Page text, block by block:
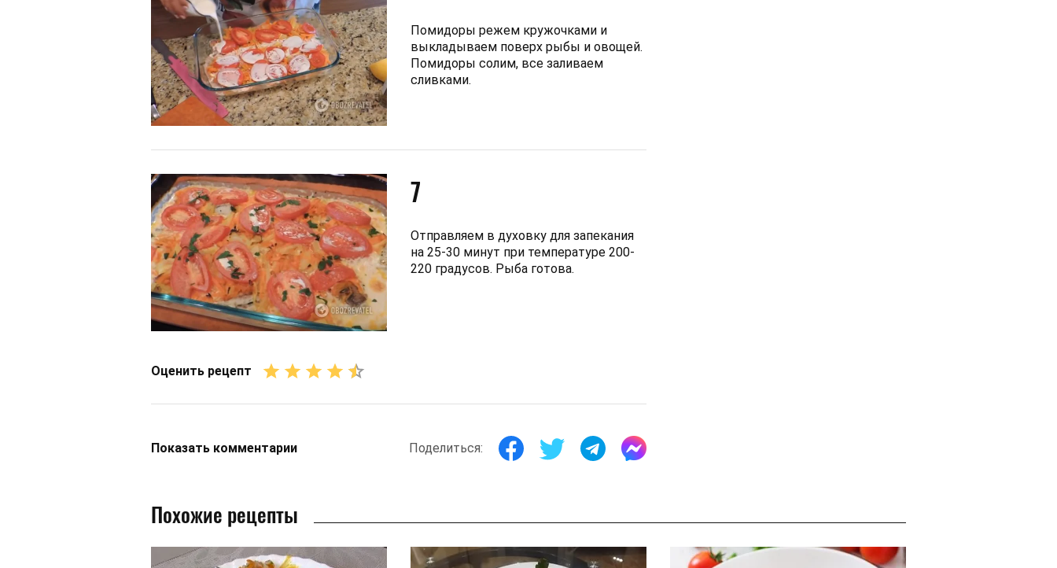
Помидоры режем кружочками и
выкладываем поверх рыбы и овощей.
Помидоры солим, все заливаем
сливками.
7
Отправляем в духовку для запекания
на 25-30 минут при температуре 200-
220 градусов. Рыба готова.
Оценить рецепт
Показать комментарии Поделиться:
Похожие рецепты